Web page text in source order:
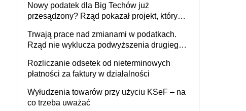
Nowy podatek dla Big Techów już
przesądzony? Rząd pokazał projekt, który
Trwają prace nad zmianami w podatkach.
Rząd nie wyklucza podwyższenia drugiego
Rozliczanie odsetek od nieterminowych
płatności za faktury w działalności
Wyłudzenia towarów przy użyciu KSeF – na
co trzeba uważać